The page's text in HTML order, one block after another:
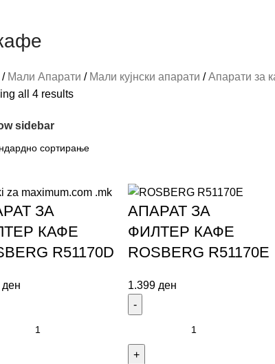
Мали Апарати Мали кујнски апарати Апарати за
all 4 results
sidebar
ЗА
КАФЕ
R51170D
ден
АПАРАТ ЗА
ФИЛТЕР КАФЕ
ROSBERG R51170E
1.399 ден